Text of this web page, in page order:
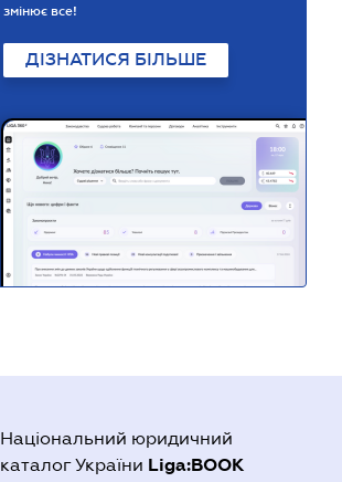
змінює все!
ДІЗНАТИСЯ БІЛЬШЕ
Національний юридичний
каталог України Liga:BOOK